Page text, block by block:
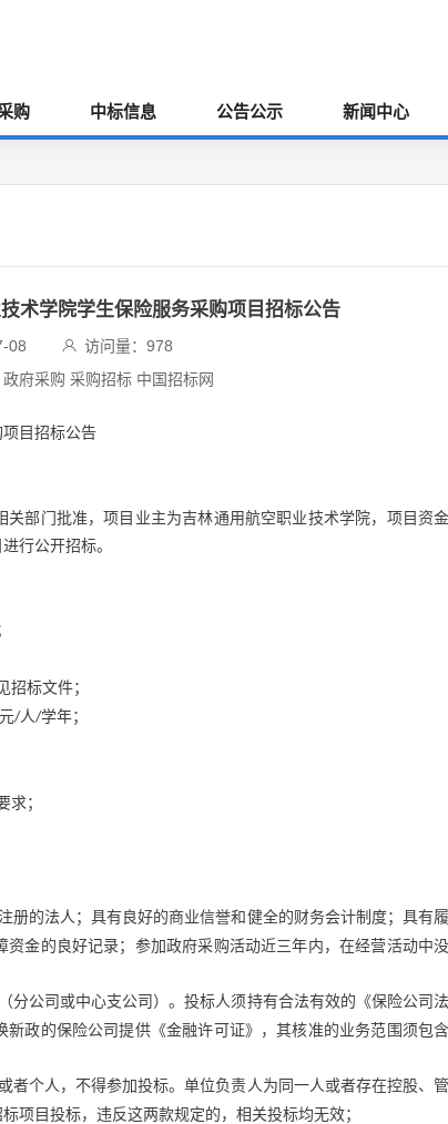
购 中标信息 公告公示 新闻中心
术学院学生保险服务采购项目招标公告
08 访问量：978
府采购 采购招标 中国招标网
目招标公告
部门批准，项目业主为吉林通用航空职业技术学院，项目资
行公开招标。
标文件；
/人/学年；
求；
的法人；具有良好的商业信誉和健全的财务会计制度；具有
金的良好记录；参加政府采购活动近三年内，在经营活动中
公司或中心支公司）。投标人须持有合法有效的《保险公司
政的保险公司提供《金融许可证》，其核准的业务范围须包
个人，不得参加投标。单位负责人为同一人或者存在控股、
项目投标，违反这两款规定的，相关投标均无效；